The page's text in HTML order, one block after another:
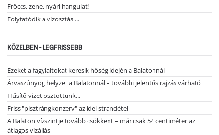
Fröccs, zene, nyári hangulat!
Folytatódik a vízosztás ...
KÖZELBEN - LEGFRISSEBB
Ezeket a fagylaltokat keresik hőség idején a Balatonnál
Árvaszúnyog helyzet a Balatonnál – további jelentős rajzás várható
Hűsítő vizet osztottunk...
Friss "pisztrángkonzerv" az idei strandétel
A Balaton vízszintje tovább csökkent – már csak 54 centiméter az
átlagos vízállás